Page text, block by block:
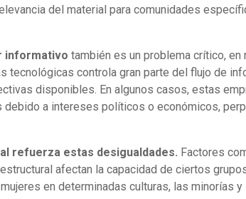
del material para comunidades
informativo también es un problema crítico, en
tecnológicas controla gran parte del flujo de
disponibles. En algunos casos, estas
a intereses políticos o económicos,
refuerza estas desigualdades. Factores
afectan la capacidad de ciertos
en determinadas culturas, las minorías